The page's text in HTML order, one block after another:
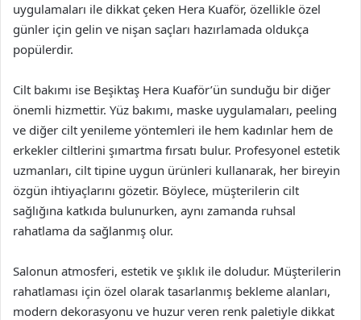
uygulamaları ile dikkat çeken Hera Kuaför, özellikle özel
günler için gelin ve nişan saçları hazırlamada oldukça
popülerdir.
Cilt bakımı ise Beşiktaş Hera Kuaför’ün sunduğu bir diğer
önemli hizmettir. Yüz bakımı, maske uygulamaları, peeling
ve diğer cilt yenileme yöntemleri ile hem kadınlar hem de
erkekler ciltlerini şımartma fırsatı bulur. Profesyonel estetik
uzmanları, cilt tipine uygun ürünleri kullanarak, her bireyin
özgün ihtiyaçlarını gözetir. Böylece, müşterilerin cilt
sağlığına katkıda bulunurken, aynı zamanda ruhsal
rahatlama da sağlanmış olur.
Salonun atmosferi, estetik ve şıklık ile doludur. Müşterilerin
rahatlaması için özel olarak tasarlanmış bekleme alanları,
modern dekorasyonu ve huzur veren renk paletiyle dikkat